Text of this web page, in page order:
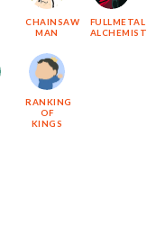
CHAINSAW
MAN
FULLMETAL
ALCHEMIST
RANKING
OF
KINGS